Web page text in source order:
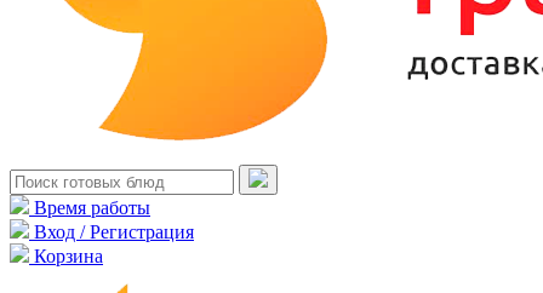
Время работы
Вход / Регистрация
Корзина